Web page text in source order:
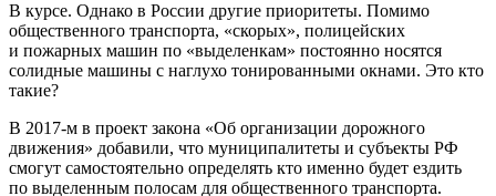
В курсе. Однако в России другие приоритеты. Помимо
общественного транспорта, «скорых», полицейских
и пожарных машин по «выделенкам» постоянно носятся
солидные машины с наглухо тонированными окнами. Это кто
такие?
В 2017-м в проект закона «Об организации дорожного
движения» добавили, что муниципалитеты и субъекты РФ
смогут самостоятельно определять кто именно будет ездить
по выделенным полосам для общественного транспорта.